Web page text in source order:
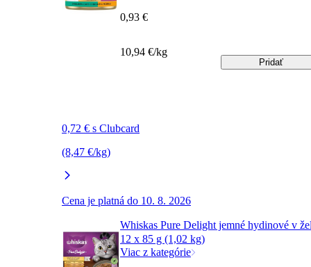
0,72 € s Clubcard
(8,47 €/kg)
Cena je platná do 10. 8. 2026
0,93 €
10,94 €/kg
Pridať
Whiskas Pure Delight jemné hydinové v
12 x 85 g (1,02 kg)
Viac z kategórie